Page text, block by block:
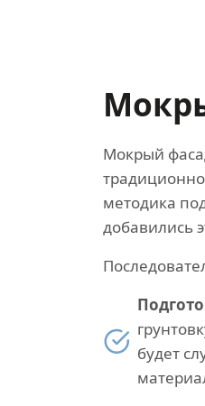
Мокрый
методика
добавились
будет